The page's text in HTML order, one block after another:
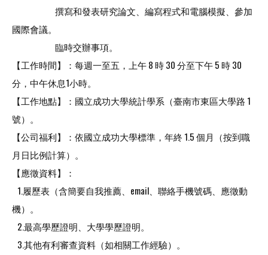
撰寫和發表研究論文、編寫程式和電腦模擬、參加
國際會議。
臨時交辦事項。
【工作時間】：每週一至五，上午 8 時 30 分至下午 5 時 30
分，中午休息1小時。
【工作地點】：國立成功大學統計學系（臺南市東區大學路 1
號）。
【公司福利】：依國立成功大學標準，年終 1.5 個月（按到職
月日比例計算）。
【應徵資料】：
1.履歷表（含簡要自我推薦、email、聯絡手機號碼、應徵動
機）。
2.最高學歷證明、大學學歷證明。
3.其他有利審查資料（如相關工作經驗）。